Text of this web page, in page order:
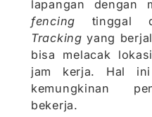
lapangan dengan
fencing tinggal
Trackingyang
bisa melacak
jam kerja. Hal ini
kemungkinan
bekerja.